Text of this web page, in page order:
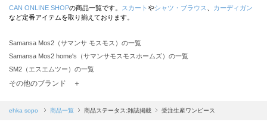
CAN ONLINE SHOPの商品一覧です。 スカート やシャツ・ブラウス
カーディガン
など定番アイテムを取り揃えております。
Samansa Mos2（サマンサ モスモス）の一覧
Samansa Mos2 home's（サマンサモスモスホームズ）の一覧
SM2（エスエムツー）の一覧
TSUHARU by Samansa Mos2（ツハルバイサマンサモスモス）の一覧
Samansa Mos2 blue（サマンサモスモス ブルー）の一覧
その他のブランド ＋
ehka sopo 商品一覧 商品ステータス:雑誌掲載 受注生産ワンピース